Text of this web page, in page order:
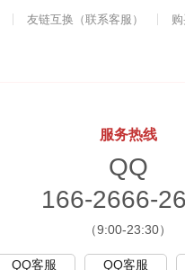
友链互换（联系客服）
服务热线
QQ
166-2666-
（9:00-23:30）
QQ客服 QQ客服